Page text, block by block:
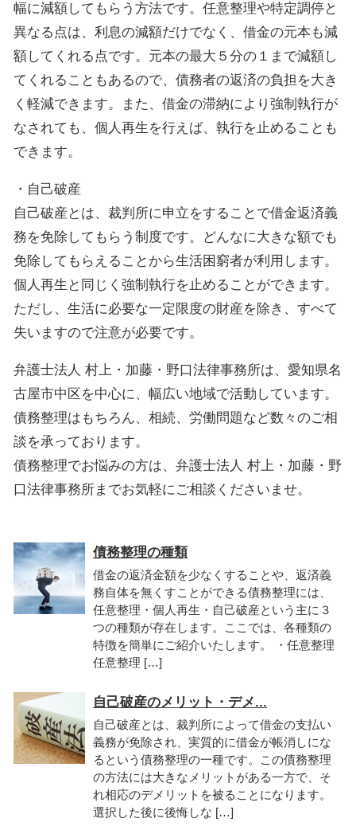
幅に減額してもらう方法です。任意整理や特定調停と
異なる点は、利息の減額だけでなく、借金の元本も減
額してくれる点です。元本の最大５分の１まで減額し
てくれることもあるので、債務者の返済の負担を大き
く軽減できます。また、借金の滞納により強制執行が
なされても、個人再生を行えば、執行を止めることも
できます。
・自己破産
自己破産とは、裁判所に申立をすることで借金返済義
務を免除してもらう制度です。どんなに大きな額でも
免除してもらえることから生活困窮者が利用します。
個人再生と同じく強制執行を止めることができます。
ただし、生活に必要な一定限度の財産を除き、すべて
失いますので注意が必要です。
弁護士法人 村上・加藤・野口法律事務所は、愛知県名
古屋市中区を中心に、幅広い地域で活動しています。
債務整理はもちろん、相続、労働問題など数々のご相
談を承っております。
債務整理でお悩みの方は、弁護士法人 村上・加藤・野
口法律事務所までお気軽にご相談くださいませ。
債務整理の種類
借金の返済金額を少なくすることや、返済義
務自体を無くすことができる債務整理には、
任意整理・個人再生・自己破産という主に３
つの種類が存在します。ここでは、各種類の
特徴を簡単にご紹介いたします。 ・任意整理
任意整理 […]
自己破産のメリット・デメ...
自己破産とは、裁判所によって借金の支払い
義務が免除され、実質的に借金が帳消しにな
るという債務整理の一種です。この債務整理
の方法には大きなメリットがある一方で、そ
れ相応のデメリットを被ることになります。
選択した後に後悔しな […]